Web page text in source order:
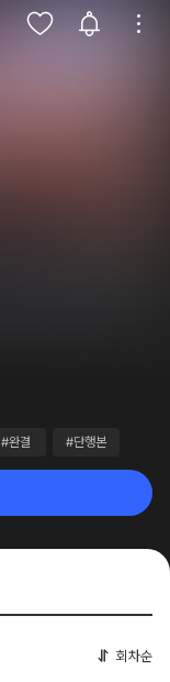
#완결 #단행본
회차순